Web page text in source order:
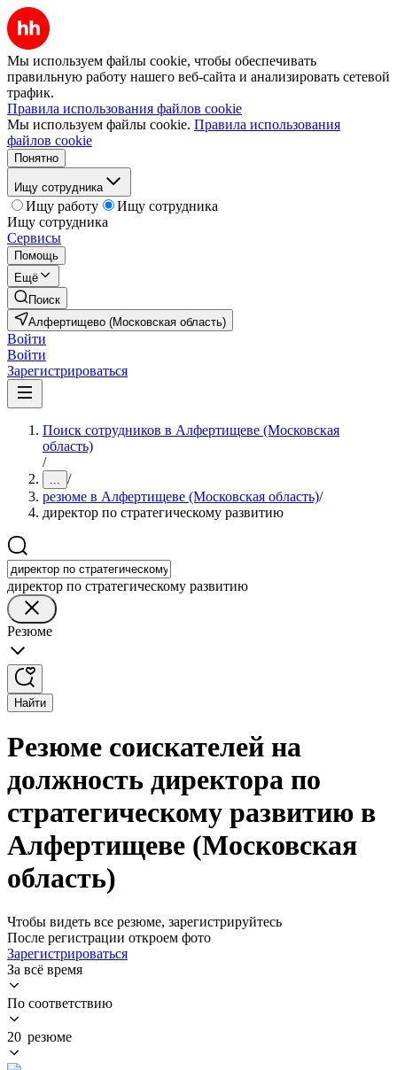
Мы используем файлы cookie, чтобы обеспечивать
правильную работу нашего веб-сайта и анализировать сетевой
трафик.
Правила использования файлов cookie
Мы используем файлы cookie. Правила использования
файлов cookie
Понятно
Ищу сотрудника
Ищу работу
Ищу сотрудника
Ищу сотрудника
Сервисы
Помощь
Ещё
Поиск
Алфертищево (Московская область)
Войти
Войти
Зарегистрироваться
Поиск сотрудников в Алфертищеве (Московская
область)
/
... /
резюме в Алфертищеве (Московская область)/
директор по стратегическому развитию
директор по стратегическому развитию
Резюме
Найти
Резюме соискателей на
должность директора по
стратегическому развитию в
Алфертищеве (Московская
область)
Чтобы видеть все резюме, зарегистрируйтесь
После регистрации откроем фото
Зарегистрироваться
За всё время
По соответствию
20 резюме